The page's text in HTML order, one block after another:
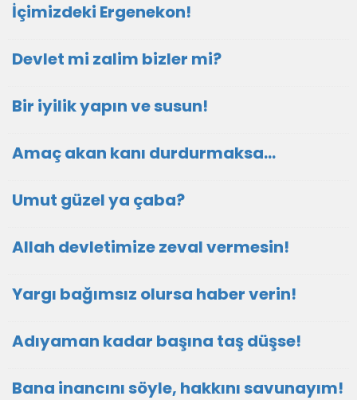
İçimizdeki Ergenekon!
Devlet mi zalim bizler mi?
Bir iyilik yapın ve susun!
Amaç akan kanı durdurmaksa…
Umut güzel ya çaba?
Allah devletimize zeval vermesin!
Yargı bağımsız olursa haber verin!
Adıyaman kadar başına taş düşse!
Bana inancını söyle, hakkını savunayım!